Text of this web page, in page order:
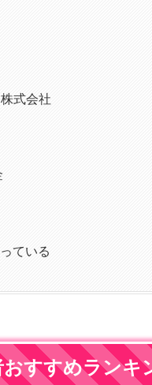
式会社
ている
すすめランキ